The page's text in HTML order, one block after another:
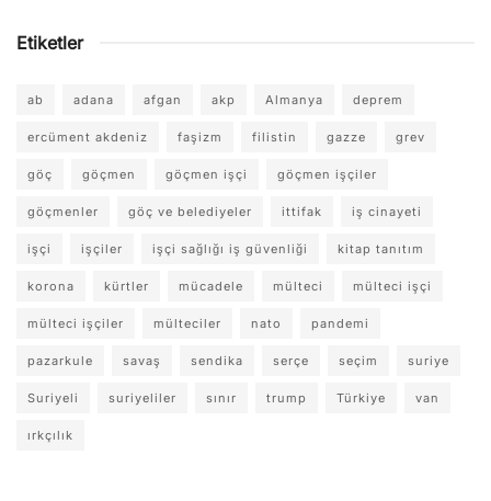
Etiketler
ab adana afgan akp Almanya deprem
ercüment akdeniz faşizm filistin gazze grev
göç göçmen göçmen işçi göçmen işçiler
göçmenler göç ve belediyeler ittifak iş cinayeti
işçi işçiler işçi sağlığı iş güvenliği kitap tanıtım
korona kürtler mücadele mülteci mülteci işçi
mülteci işçiler mülteciler nato pandemi
pazarkule savaş sendika serçe seçim suriye
Suriyeli suriyeliler sınır trump Türkiye van
ırkçılık